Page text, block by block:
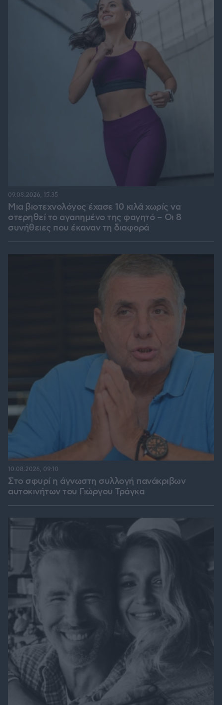
Μια βιοτεχνολόγος έχασε 10 κιλά χωρίς να
στερηθεί το αγαπημένο της φαγητό – Οι 8
συνήθειες που έκαναν τη διαφορά
09.08.2026, 15:35
Στο σφυρί η άγνωστη συλλογή πανάκριβων
αυτοκινήτων του Γιώργου Τράγκα
10.08.2026, 09:10